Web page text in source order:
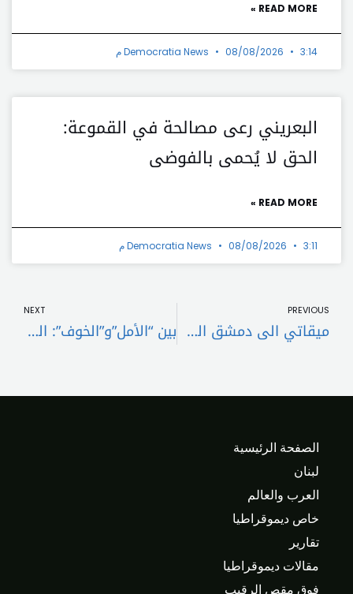
READ MORE »
Democratia News 08/08/2026 3:14 م
البعريني رعى مصالحة في القموعة:
الحق لا يُحمى بالفوضى
READ MORE »
Democratia News 08/08/2026 3:11 م
PREVIOUS
ميقاتي الى دمشق السبت
NEXT
بين “الأمل”و”الخوف”: اللبنانيون يتهافتون إلى بيع دولاراتهم!..
الصفحة الرئيسية
لبنان
العرب والعالم
خاص ديموقراطيا
تقارير
مقالات ديموقراطيا
فوق مقص الرقيب